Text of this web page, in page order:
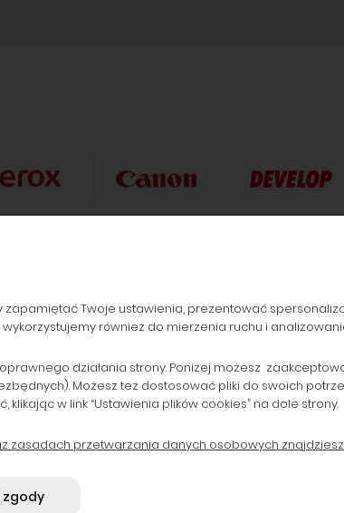
ZAMÓWIENIA
Formy płatności
Koszty dostawy
B2B
POPULARNE
Drukarki laserowe i
Drukarki do 800 zł
Tonery zamienniki
Twoje ustawienia, prezentować
również do mierzenia ruchu i
działania strony. Poniżej możesz
Możesz też dostosować pliki do swoich
w link “Ustawienia plików cookies” na dole strony.
zasadach przetwarzania danych osobowych
zgody